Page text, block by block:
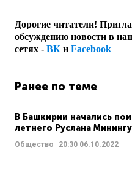
Дорогие читатели!
обсуждению новости в
сетях - ВК и Facebook
Ранее по теме
В Башкирии начались
летнего Руслана
Общество 20:30 06.10.2022